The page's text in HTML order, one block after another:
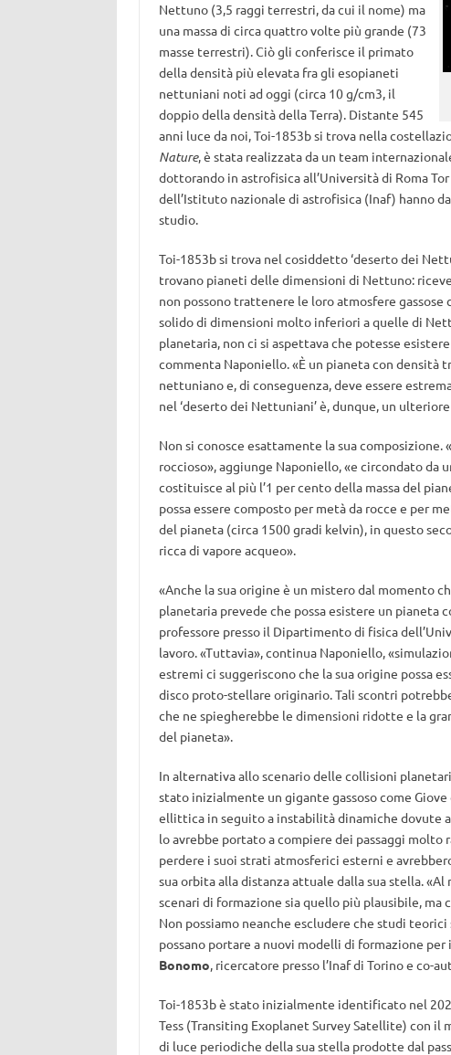
Nettuno (3,5 raggi terrestri, da cui il nome) ma
una massa di circa quattro volte più grande (73
masse terrestri). Ciò gli conferisce il primato
della densità più elevata fra gli esopianeti
nettuniani noti ad oggi (circa 10 g/cm3, il
doppio della densità della Terra). Distante 545
anni luce da noi, Toi-1853b si trova nella
Nature, è stata realizzata da un team
dottorando in astrofisica all’Università di Roma
dell’Istituto nazionale di astrofisica (Inaf) hanno
studio.
Toi-1853b si trova nel cosiddetto ‘deserto dei
trovano pianeti delle dimensioni di Nettuno:
non possono trattenere le loro atmosfere gassose
solido di dimensioni molto inferiori a quelle di
planetaria, non ci si aspettava che potesse
commenta Naponiello. «È un pianeta con densità
nettuniano e, di conseguenza, deve essere
nel ‘deserto dei Nettuniani’ è, dunque, un
Non si conosce esattamente la sua
roccioso», aggiunge Naponiello, «e circondato da
costituisce al più l’1 per cento della massa del
possa essere composto per metà da rocce e per
del pianeta (circa 1500 gradi kelvin), in questo
ricca di vapore acqueo».
«Anche la sua origine è un mistero dal momento
planetaria prevede che possa esistere un pianeta
professore presso il Dipartimento di fisica
lavoro. «Tuttavia», continua Naponiello,
estremi ci suggeriscono che la sua origine possa
disco proto-stellare originario. Tali scontri
che ne spiegherebbe le dimensioni ridotte e la
del pianeta».
In alternativa allo scenario delle collisioni
stato inizialmente un gigante gassoso come
ellittica in seguito a instabilità dinamiche dovute
lo avrebbe portato a compiere dei passaggi
perdere i suoi strati atmosferici esterni e
sua orbita alla distanza attuale dalla sua stella.
scenari di formazione sia quello più plausibile,
Non possiamo neanche escludere che studi
possano portare a nuovi modelli di formazione
Bonomo, ricercatore presso l’Inaf di Torino e co-
Toi-1853b è stato inizialmente identificato nel
Tess (Transiting Exoplanet Survey Satellite) con
di luce periodiche della sua stella prodotte dal